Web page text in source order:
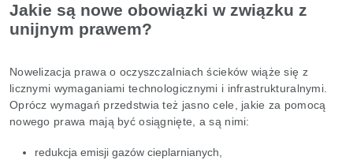
Jakie są nowe obowiązki w związku z
unijnym prawem?
Nowelizacja prawa o oczyszczalniach ścieków wiąże się z
licznymi wymaganiami technologicznymi i infrastrukturalnymi.
Oprócz wymagań przedstwia też jasno cele, jakie za pomocą
nowego prawa mają być osiągnięte, a są nimi:
redukcja emisji gazów cieplarnianych,